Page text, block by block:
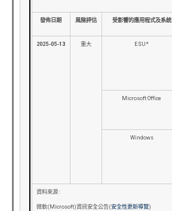
發佈日期 風險評估 受影響的應用程式及系統
2025-05-13 重大 ESU*
Microsoft Office
Windows
資料來源 :
微軟(Microsoft)資訊安全公告(安全性更新導覽)